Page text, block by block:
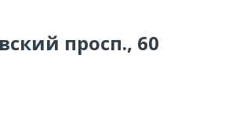
просп., 60